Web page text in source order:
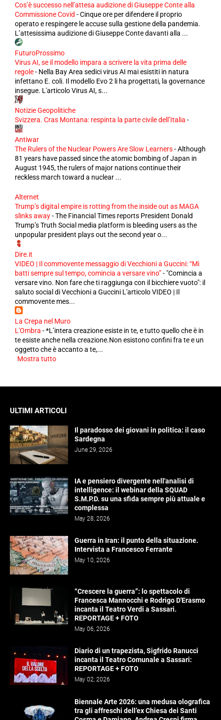
Cos’è successo nell’attesa audizione di Giuseppe Conte alla
Commissione Covid -Cinque ore per difendere il proprio
operato e respingere le accuse sulla gestione della pandemia.
L’attesissima audizione di Giuseppe Conte davanti alla ...
FuturoProssimo
Virus AI, se il modello impara a scrivere la vita prima delle
regole- Nella Bay Area sedici virus AI mai esistiti in natura
infettano E. coli. Il modello Evo 2 li ha progettati, la governance
insegue. L'articolo Virus AI, s...
Notizie Geopolitiche
Svizzera. Cras Montana: respinta la parte civile dell’Italia -
Antiwar
The Rulers of the Nuclear Powers Are Slow Learners-Although
81 years have passed since the atomic bombing of Japan in
August 1945, the rulers of major nations continue their
reckless march toward a nuclear ...
Alternet
Trump’s digital empire is rotting from the inside out as MAGA
slinks away-The Financial Times reports President Donald
Trump’s Truth Social media platform is bleeding users as the
unpopular president plays out the second year o...
Dire.it
VIDEO | Il commovente messaggio di Vecchioni a Guccini: “Mi
batti sempre sul tempo, comincia a versare vino”- "Comincia a
versare vino. Non fare che ti raggiunga con il bicchiere vuoto": il
saluto social di Vecchioni a Guccini L'articolo VIDEO | Il
commovente mes...
La Crepa nel Muro
L'Ombra -*L’intera creazione esiste in te, e tutto quello che è in
te esiste anche nella creazione.Non esistono confini fra te e un
oggetto che è accanto a te,...
Mostra tutto
ULTIMI ARTICOLI
Il paradosso dei giovani in politica: il caso
Sardegna
June 29, 2026
IA e pensiero divergente nell'analisi di
intelligence: il webinar della SQUAD
S.M.P.D. su una sfida sempre più attuale e
complessa
May 28, 2026
Guerra in Iran: il punto della situazione.
Intervista a Francesco Ferrante
May 10, 2026
“Crescere la guerra”: lo spettacolo di
Francesca Mannocchi e Rodrigo D'Erasmo
incanta il Teatro Verdi a Sassari.
REPORTAGE + FOTO
May 06, 2026
Diario di un trapezista, Sigfrido Ranucci
incanta il Teatro Comunale a Sassari:
REPORTAGE + FOTO
May 02, 2026
Biennale Arte 2026: una medusa olografica
tra gli affreschi dell’ex Chiesa dei Santi